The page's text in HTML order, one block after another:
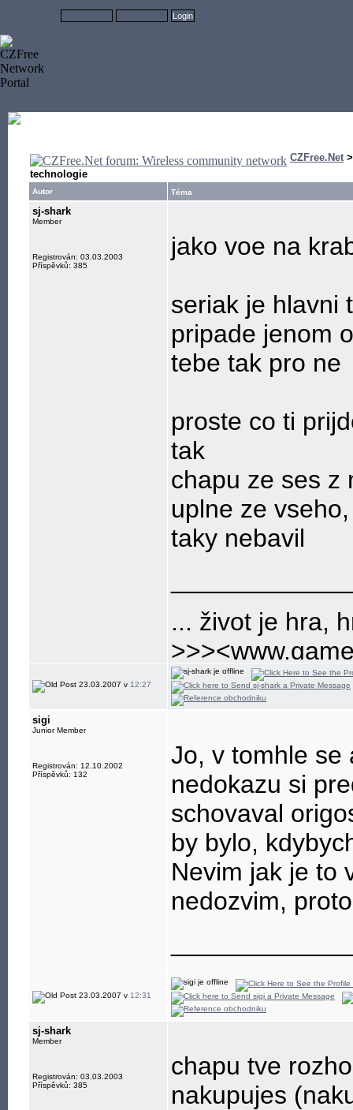
CZFree.Net
technologie
Autor Téma
sj-shark
Member
Registrován: 03.03.2003
Příspěvků: 385
jako voe na
seriak je hlavni
pripade jenom
tebe tak pro ne
proste co ti
tak
chapu ze ses z
uplne ze
taky nebavil
... život je hra,
nejlepsi a
23.03.2007 v 12:27
sigi
Junior Member
Registrován: 12.10.2002
Příspěvků: 132
Jo, v tomhle se
nedokazu si
schovaval
by bylo,
Nevim jak je to
nedozvim,
23.03.2007 v 12:31
sj-shark
Member
Registrován: 03.03.2003
Příspěvků: 385
chapu tve
nakupujes